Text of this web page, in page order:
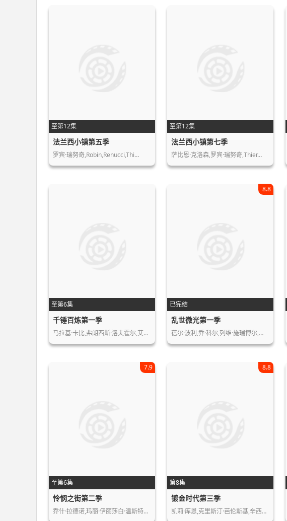
至第12集
法兰西小镇第五季
罗宾·瑞努奇,Robin,Renucci,Thi…
至第12集
法兰西小镇第七季
萨比恩·克洛森,罗宾·瑞努奇,Thier…
至第6集
千锤百炼第一季
马拉基·卡比,弗朗西斯·洛夫霍尔,艾琳…
已完结
8.8
乱世微光第一季
蓓尔·波利,乔·科尔,列维·施瑞博尔,…
至第6集
7.9
怜悯之街第二季
乔什·拉德诺,玛丽·伊丽莎白·温斯特…
第8集
8.8
镀金时代第三季
凯莉·库恩,克里斯汀·芭伦斯基,辛西娅…